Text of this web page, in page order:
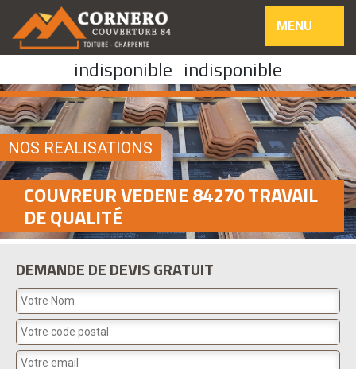
MENU
indisponible indisponible
NOS REALISATIONS
COUVREUR VEDENE 84270 TRAVAIL
DE QUALITÉ
DEMANDE DE DEVIS GRATUIT